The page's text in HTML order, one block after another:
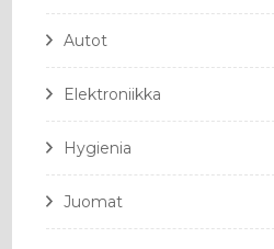
Autot
Elektroniikka
Hygienia
Juomat